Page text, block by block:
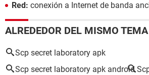
Red: conexión a Internet de banda
ALREDEDOR DEL MISMO TEMA
Scp secret laboratory apk
Scp secret laboratory apk android